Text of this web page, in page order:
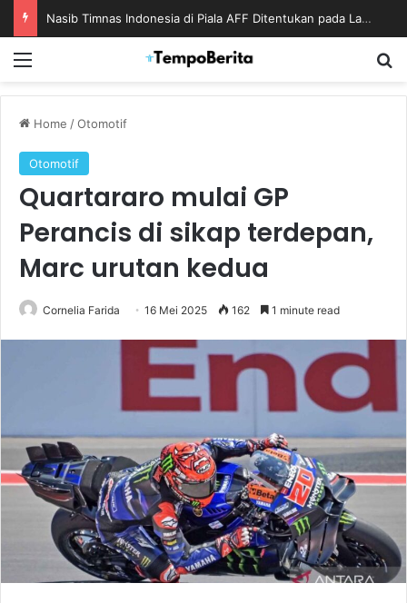
Nasib Timnas Indonesia di Piala AFF Ditentukan pada Laga Terakhir Grup
Home /Otomotif
Otomotif
Quartararo mulai GP
Perancis di sikap terdepan,
Marc urutan kedua
Cornelia Farida 16 Mei 2025 162 1 minute read